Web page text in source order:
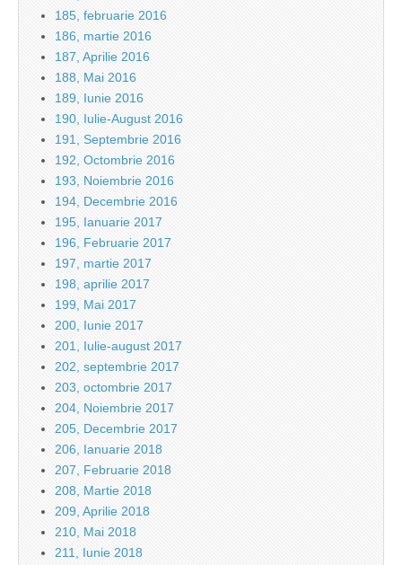
185, februarie 2016
186, martie 2016
187, Aprilie 2016
188, Mai 2016
189, Iunie 2016
190, Iulie-August 2016
191, Septembrie 2016
192, Octombrie 2016
193, Noiembrie 2016
194, Decembrie 2016
195, Ianuarie 2017
196, Februarie 2017
197, martie 2017
198, aprilie 2017
199, Mai 2017
200, Iunie 2017
201, Iulie-august 2017
202, septembrie 2017
203, octombrie 2017
204, Noiembrie 2017
205, Decembrie 2017
206, Ianuarie 2018
207, Februarie 2018
208, Martie 2018
209, Aprilie 2018
210, Mai 2018
211, Iunie 2018